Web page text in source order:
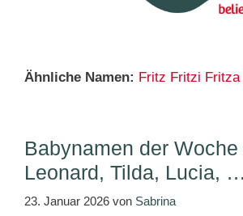
Ähnliche Namen: Fritz Fritzi Fritza
Babynamen der
Leonard, Tilda, Lucia, …
23. Januar 2026 von Sabrina